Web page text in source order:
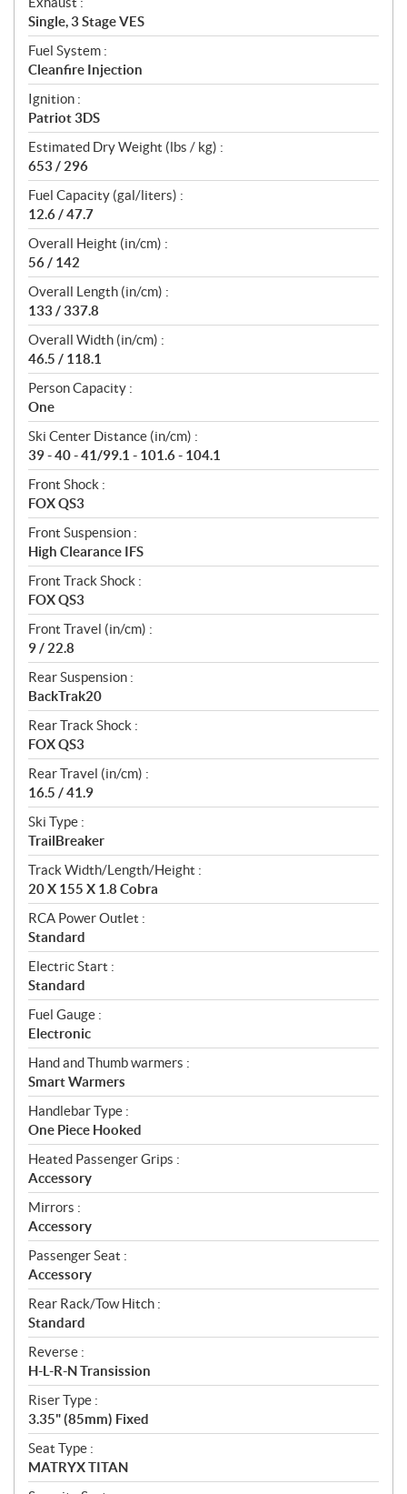
Single, 3 Stage VES
Fuel System :
Cleanfire Injection
Ignition :
Patriot 3DS
Estimated Dry Weight (lbs / kg) :
653 / 296
Fuel Capacity (gal/liters) :
12.6 / 47.7
Overall Height (in/cm) :
56 / 142
Overall Length (in/cm) :
133 / 337.8
Overall Width (in/cm) :
46.5 / 118.1
Person Capacity :
One
Ski Center Distance (in/cm) :
39 - 40 - 41/99.1 - 101.6 - 104.1
Front Shock :
FOX QS3
Front Suspension :
High Clearance IFS
Front Track Shock :
FOX QS3
Front Travel (in/cm) :
9 / 22.8
Rear Suspension :
BackTrak20
Rear Track Shock :
FOX QS3
Rear Travel (in/cm) :
16.5 / 41.9
Ski Type :
TrailBreaker
Track Width/Length/Height :
20 X 155 X 1.8 Cobra
RCA Power Outlet :
Standard
Electric Start :
Standard
Fuel Gauge :
Electronic
Hand and Thumb warmers :
Smart Warmers
Handlebar Type :
One Piece Hooked
Heated Passenger Grips :
Accessory
Mirrors :
Accessory
Passenger Seat :
Accessory
Rear Rack/Tow Hitch :
Standard
Reverse :
H-L-R-N Transission
Riser Type :
3.35" (85mm) Fixed
Seat Type :
MATRYX TITAN